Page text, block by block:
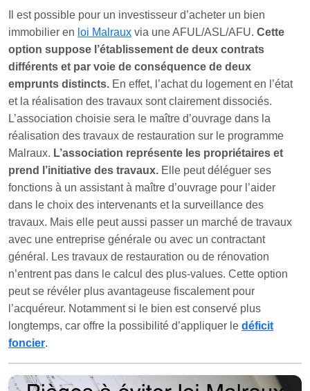
Il est possible pour un investisseur d’acheter un bien
immobilier en loi Malraux via une AFUL/ASL/AFU. Cette
option suppose l’établissement de deux contrats
différents et par voie de conséquence de deux
emprunts distincts. En effet, l’achat du logement en l’état
et la réalisation des travaux sont clairement dissociés.
L’association choisie sera le maître d’ouvrage dans la
réalisation des travaux de restauration sur le programme
Malraux. L’association représente les propriétaires et
prend l’initiative des travaux. Elle peut déléguer ses
fonctions à un assistant à maître d’ouvrage pour l’aider
dans le choix des intervenants et la surveillance des
travaux. Mais elle peut aussi passer un marché de travaux
avec une entreprise générale ou avec un contractant
général. Les travaux de restauration ou de rénovation
n’entrent pas dans le calcul des plus-values. Cette option
peut se révéler plus avantageuse fiscalement pour
l’acquéreur. Notamment si le bien est conservé plus
longtemps, car offre la possibilité d’appliquer le déficit
foncier.